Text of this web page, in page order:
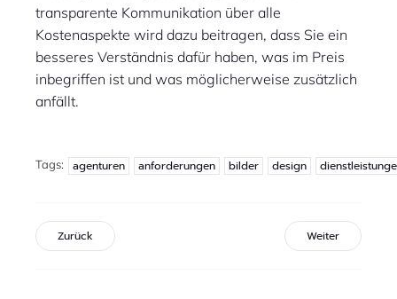
transparente Kommunikation über alle
Kostenaspekte wird dazu beitragen, dass Sie ein
besseres Verständnis dafür haben, was im Preis
inbegriffen ist und was möglicherweise zusätzlich
anfällt.
Tags: agenturen anforderungen bilder design
Zurück Weiter